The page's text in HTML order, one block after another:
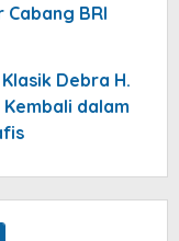
BRI
Debra H.
dalam